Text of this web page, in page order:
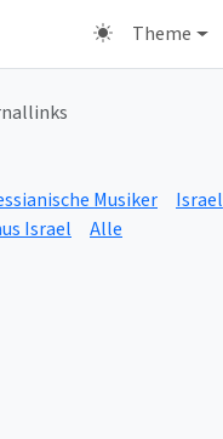
Theme
Musiker Israel
Israel
Alle